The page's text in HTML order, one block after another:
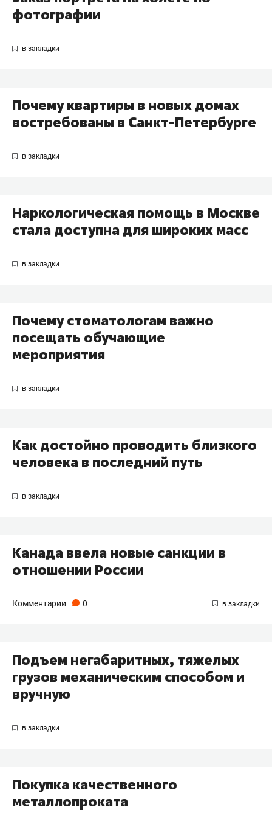
фотографии
Почему квартиры в новых домах
востребованы в Санкт-Петербурге
Наркологическая помощь в Москве
стала доступна для широких масс
Почему стоматологам важно
посещать обучающие
мероприятия
Как достойно проводить близкого
человека в последний путь
Канада ввела новые санкции в
отношении России
Комментарии 0
Подъем негабаритных, тяжелых
грузов механическим способом и
вручную
Покупка качественного
металлопроката